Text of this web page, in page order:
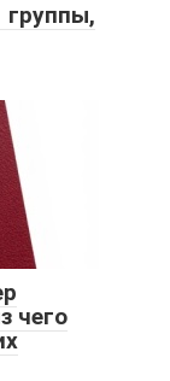
группы,
чего